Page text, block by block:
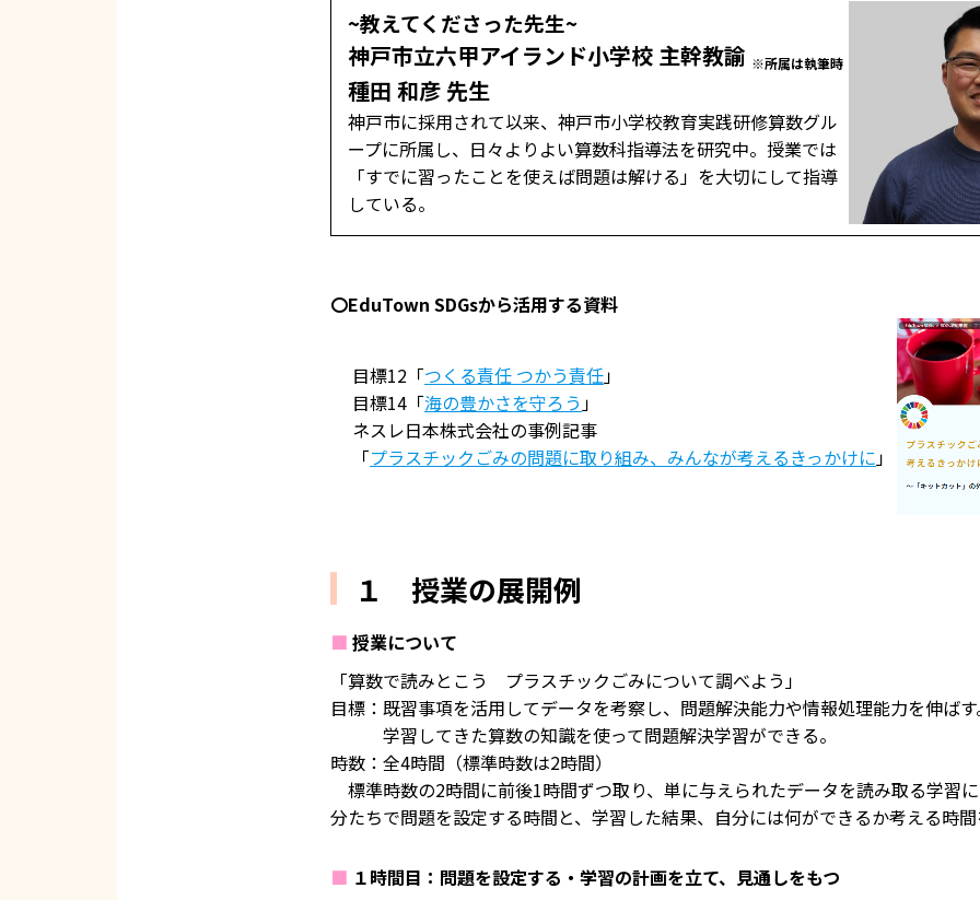
~教えてくださった先生~
神戸市立六甲アイランド小学校 主幹教諭 ※所属は執筆時
種田 和彦 先生
神戸市に採用されて以来、神戸市小学校教育実践研修算数グル
ープに所属し、日々よりよい算数科指導法を研究中。授業では
「すでに習ったことを使えば問題は解ける」を大切にして指導
している。
〇EduTown SDGsから活用する資料
目標12「つくる責任 つかう責任」
目標14「海の豊かさを守ろう」
ネスレ日本株式会社の事例記事
「プラスチックごみの問題に取り組み、みんなが考えるきっかけに」
１ 授業の展開例
■授業について
「算数で読みとこう プラスチックごみについて調べよう」
目標：既習事項を活用してデータを考察し、問題解決能力や情報処理能力を伸ば
学習してきた算数の知識を使って問題解決学習ができる。
時数：全4時間（標準時数は2時間）
標準時数の2時間に前後1時間ずつ取り、単に与えられたデータを読み取る学習
分たちで問題を設定する時間と、学習した結果、自分には何ができるか考える時
■ １時間目：問題を設定する・学習の計画を立て、見通しをもつ